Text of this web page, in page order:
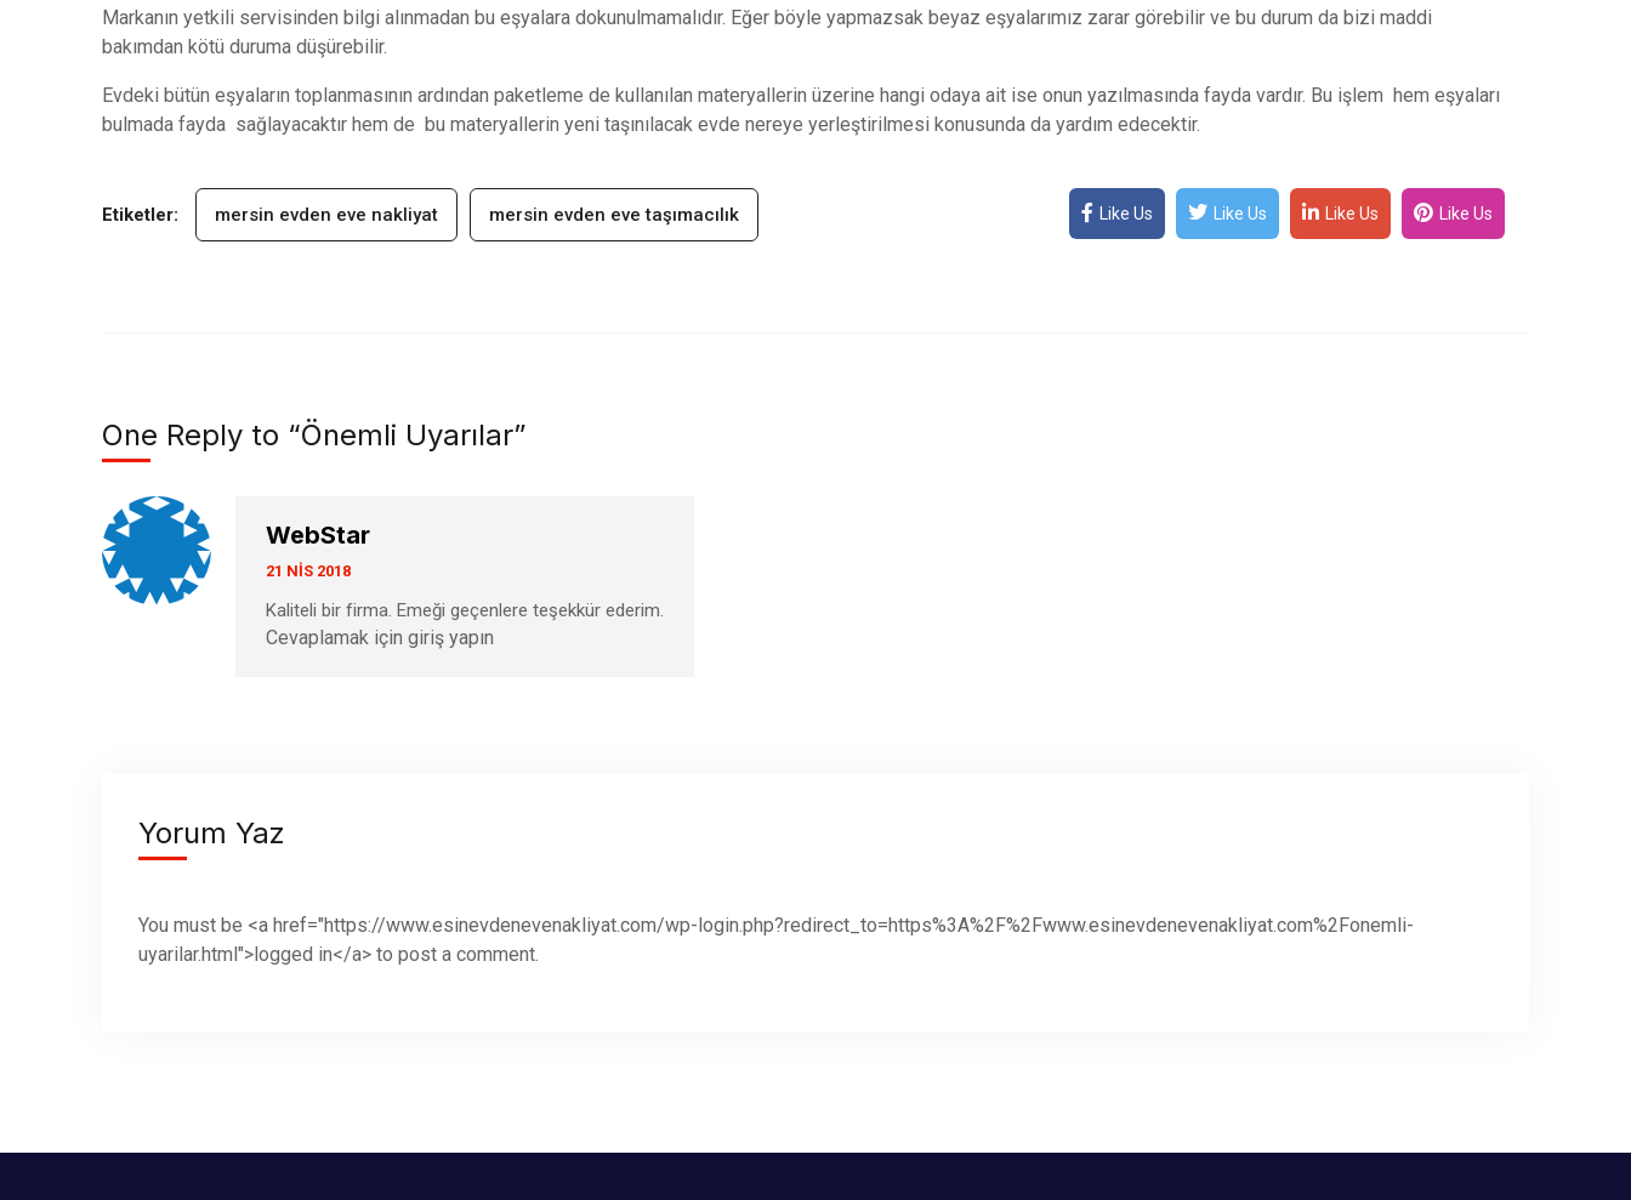
Markanın yetkili servisinden bilgi alınmadan bu eşyalara dokunulmamalıdır. Eğer böyle yapmazsak beyaz eşyalarımız zarar görebilir ve bu durum da bizi maddi
bakımdan kötü duruma düşürebilir.
Evdeki bütün eşyaların toplanmasının ardından paketleme de kullanılan materyallerin üzerine hangi odaya ait ise onun yazılmasında fayda vardır. Bu işlem hem eşyaları
bulmada fayda sağlayacaktır hem de bu materyallerin yeni taşınılacak evde nereye yerleştirilmesi konusunda da yardım edecektir.
Etiketler: mersin evden eve nakliyat mersin evden eve taşımacılık Like Us Like Us Like Us Like Us
One Reply to “Önemli Uyarılar”
WebStar
21 NIS 2018
Kaliteli bir firma. Emeği geçenlere teşekkür ederim.
Cevaplamak için giriş yapın
Yorum Yaz
You must be <a href="https://www.esinevdenevenakliyat.com/wp-login.php?redirect_to=https%3A%2F%2Fwww.esinevdenevenakliyat.com%2Fonemli-
uyarilar.html">logged in</a> to post a comment.